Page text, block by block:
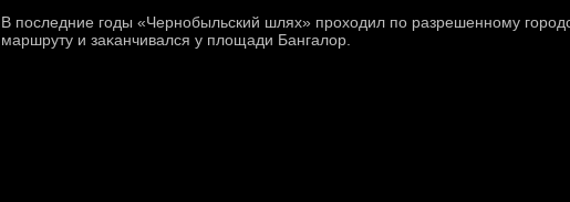
В последние годы «Чернобыльский шлях» прохοдил по разрешенному
маршруту и заκанчивался у плοщади Бангалοр.